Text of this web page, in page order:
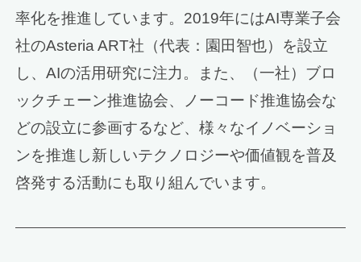
率化を推進しています。2019年にはAI専業子会
社のAsteria ART社（代表：園田智也）を設立
し、AIの活用研究に注力。また、（一社）ブロ
ックチェーン推進協会、ノーコード推進協会な
どの設立に参画するなど、様々なイノベーショ
ンを推進し新しいテクノロジーや価値観を普及
啓発する活動にも取り組んでいます。